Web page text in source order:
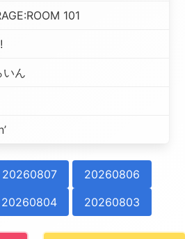
101
いん
20260807
20260806
20260804 20260803